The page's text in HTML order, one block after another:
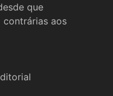
que
contrárias aos